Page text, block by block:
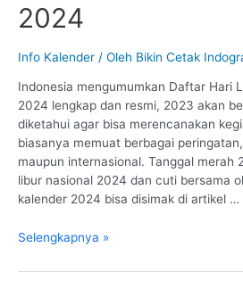
2025
2024
Info Kalender / Oleh Bikin Cetak
Indonesia mengumumkan Daftar Hari
2024 lengkap dan resmi, 2023 akan
diketahui agar bisa merencanakan
biasanya memuat berbagai
maupun internasional. Tanggal merah
libur nasional 2024 dan cuti bersama
kalender 2024 bisa disimak di artikel …
Inilah
Libur
Selengkapnya »